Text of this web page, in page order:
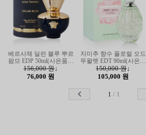
베르사체 딜런 블루 뿌르
팜므 EDP 50ml(사은품증
정)
156,000 원 ↓
76,000 원
지미추 향수 플로럴 오드
뚜왈렛 EDT 90ml(사은품
증정)
150,000 원↓
105,000 원
1 / 1